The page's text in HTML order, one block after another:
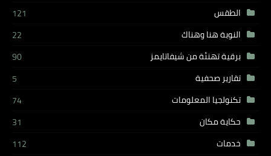
الطقس
121
النوبة هنا وهناك
22
برقية تهنئة من شيفاتايمز
90
تقارير صحفية
5
تكنولجيا المعلومات
74
حكاية مكان
31
خدمات
112